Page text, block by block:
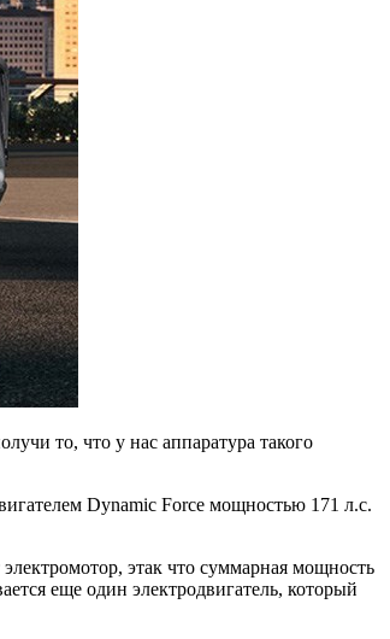
то, что у нас аппаратура такого
Dynamic Force мощностью 171 л.с.
этак что суммарная мощность
еще один электродвигатель, который